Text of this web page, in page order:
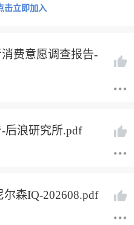
击立即加入
费意愿调查报告-
后浪研究所.pdf
森IQ-202608.pdf